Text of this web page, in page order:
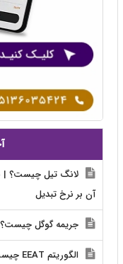
لانگ تیل چیست؟ |
آن بر نرخ تبدیل
جریمه گوگل چیست؟
الگوریتم EEAT چیست و چرا برای سایت شما اهمیت دارد؟